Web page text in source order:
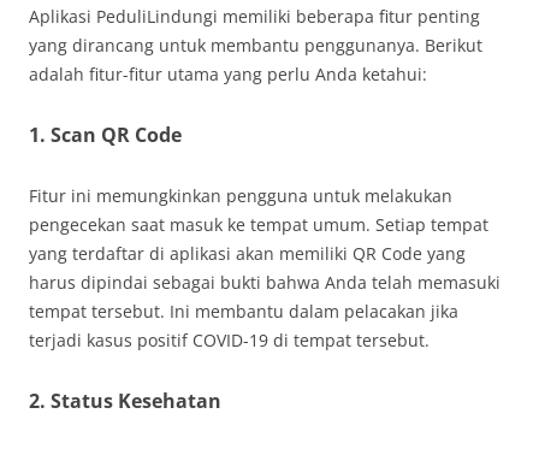
Aplikasi PeduliLindungi memiliki beberapa fitur penting
yang dirancang untuk membantu penggunanya. Berikut
adalah fitur-fitur utama yang perlu Anda ketahui:
1. Scan QR Code
Fitur ini memungkinkan pengguna untuk melakukan
pengecekan saat masuk ke tempat umum. Setiap tempat
yang terdaftar di aplikasi akan memiliki QR Code yang
harus dipindai sebagai bukti bahwa Anda telah memasuki
tempat tersebut. Ini membantu dalam pelacakan jika
terjadi kasus positif COVID-19 di tempat tersebut.
2. Status Kesehatan